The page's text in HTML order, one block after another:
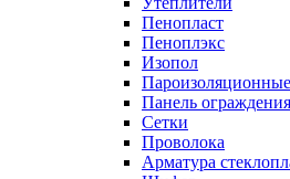
Пенопласт
Пеноплэкс
Изопол
Панель
Сетки
Проволока
Арматура